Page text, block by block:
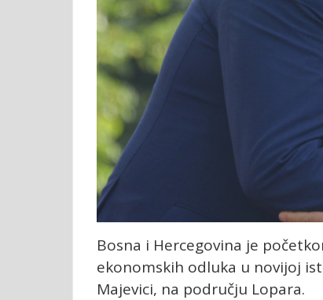
Bosna i Hercegovina je
ekonomskih odluka u novijoj
Majevici, na području Lopara.